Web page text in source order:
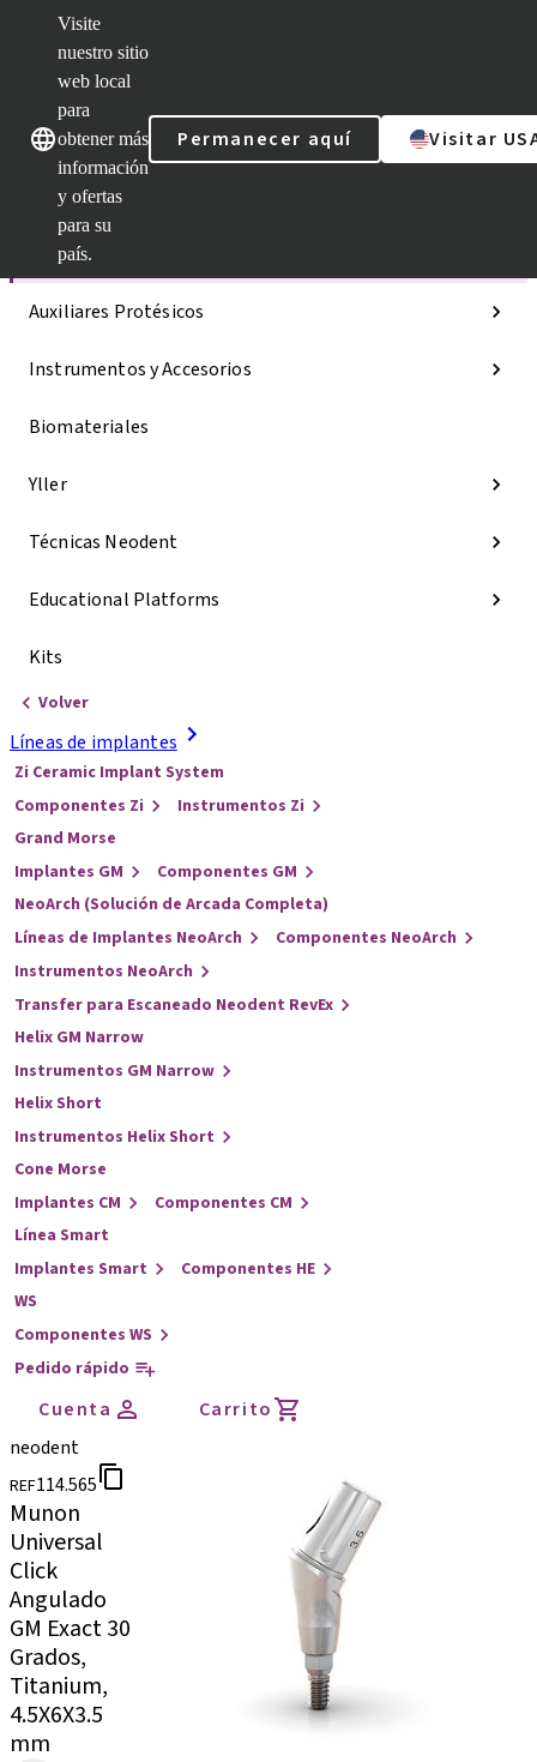
Visite
nuestro sitio
web local
para
obtener más
información
y ofertas
para su
país.
Permanecer aquí Visitar
Categorías
Líneas de implantes
Auxiliares Protésicos
Instrumentos y Accesorios
Biomateriales
Yller
Técnicas Neodent
Educational Platforms
Kits
Volver
Líneas de implantes
Zi Ceramic Implant System
Componentes Zi
Instrumentos Zi
Grand Morse
Implantes GM
Componentes GM
NeoArch (Solución de Arcada Completa)
Líneas de Implantes NeoArch
Componentes NeoArch
Instrumentos NeoArch
Transfer para Escaneado Neodent RevEx
Helix GM Narrow
Instrumentos GM Narrow
Helix Short
Instrumentos Helix Short
Cone Morse
Implantes CM
Componentes CM
Línea Smart
Implantes Smart
Componentes HE
WS
Componentes WS
Pedido rápido
Cuenta
Carrito
neodent
REF114.565
Munon
Universal
Click
Angulado
GM Exact 30
Grados,
Titanium,
4.5X6X3.5
mm